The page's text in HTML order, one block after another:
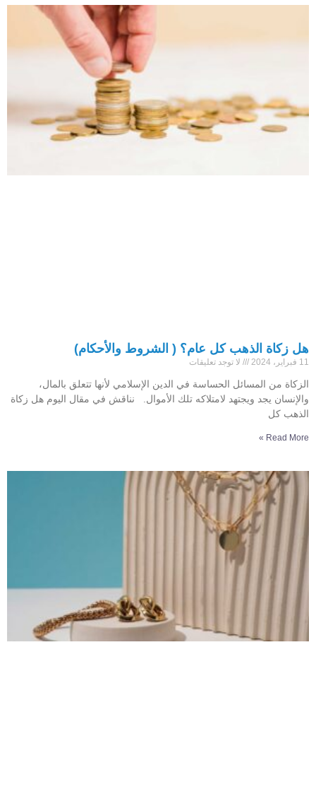
هل زكاة الذهب كل عام؟ ( الشروط والأحكام)
11 فبراير، 2024 لا توجد تعليقات
الزكاة من المسائل الحساسة في الدين الإسلامي لأنها تتعلق بالمال،
والإنسان يجد ويجتهد لامتلاكه تلك الأموال. نناقش في مقال اليوم هل زكاة
الذهب كل
Read More »